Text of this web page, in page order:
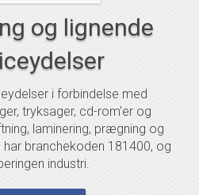
og lignende
i forbindelse med
tryksager, cd-rom'er og
laminering, prægning og
har branchekoden 181400, og
industri.